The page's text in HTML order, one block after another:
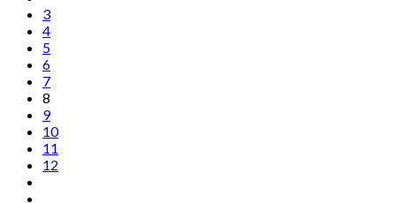
3
4
5
6
7
8
9
10
11
12